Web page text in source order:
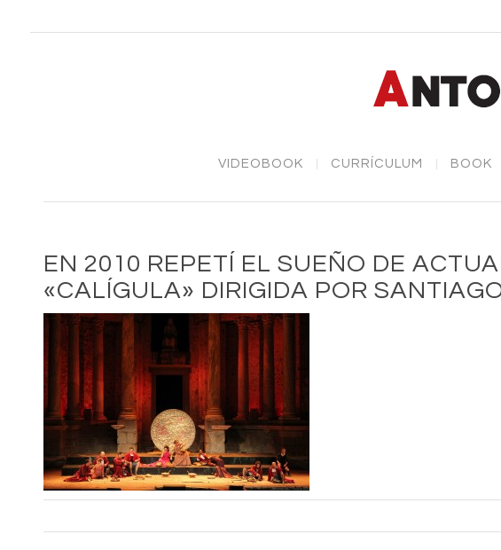
VIDEOBOOK CURRÍCULUM BOOK
EN 2010 REPETÍ EL SUEÑO DE
«CALÍGULA» DIRIGIDA POR